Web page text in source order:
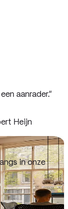
aanrader.”
Heijn
in onze